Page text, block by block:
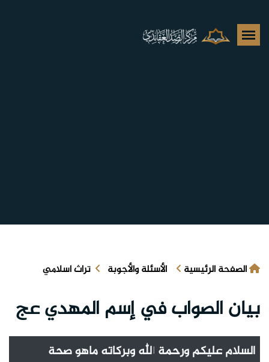
الصفحة الرئيسية الأسئلة والأجوبة تراث اسلامي
بيان الصواب في إسم المهدي عج
السلام عليكم ورحمة الله وبركاته ماهو صحة